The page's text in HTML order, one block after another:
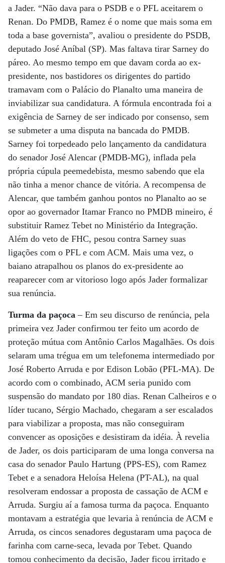
a Jader. “Não dava para o PSDB e o PFL aceitarem o
Renan. Do PMDB, Ramez é o nome que mais soma em
toda a base governista”, avaliou o presidente do PSDB,
deputado José Aníbal (SP). Mas faltava tirar Sarney do
páreo. Ao mesmo tempo em que davam corda ao ex-
presidente, nos bastidores os dirigentes do partido
tramavam com o Palácio do Planalto uma maneira de
inviabilizar sua candidatura. A fórmula encontrada foi a
exigência de Sarney de ser indicado por consenso, sem
se submeter a uma disputa na bancada do PMDB.
Sarney foi torpedeado pelo lançamento da candidatura
do senador José Alencar (PMDB-MG), inflada pela
própria cúpula peemedebista, mesmo sabendo que ela
não tinha a menor chance de vitória. A recompensa de
Alencar, que também ganhou pontos no Planalto ao se
opor ao governador Itamar Franco no PMDB mineiro, é
substituir Ramez Tebet no Ministério da Integração.
Além do veto de FHC, pesou contra Sarney suas
ligações com o PFL e com ACM. Mais uma vez, o
baiano atrapalhou os planos do ex-presidente ao
reaparecer com ar vitorioso logo após Jader formalizar
sua renúncia.
Turma da paçoca– Em seu discurso de renúncia, pela
primeira vez Jader confirmou ter feito um acordo de
proteção mútua com Antônio Carlos Magalhães. Os dois
selaram uma trégua em um telefonema intermediado por
José Roberto Arruda e por Edison Lobão (PFL-MA). De
acordo com o combinado, ACM seria punido com
suspensão do mandato por 180 dias. Renan Calheiros e o
líder tucano, Sérgio Machado, chegaram a ser escalados
para viabilizar a proposta, mas não conseguiram
convencer as oposições e desistiram da idéia. À revelia
de Jader, os dois participaram de uma longa conversa na
casa do senador Paulo Hartung (PPS-ES), com Ramez
Tebet e a senadora Heloísa Helena (PT-AL), na qual
resolveram endossar a proposta de cassação de ACM e
Arruda. Surgiu aí a famosa turma da paçoca. Enquanto
montavam a estratégia que levaria à renúncia de ACM e
Arruda, os cincos senadores degustaram uma paçoca de
farinha com carne-seca, levada por Tebet. Quando
tomou conhecimento da decisão, Jader ficou irritado e